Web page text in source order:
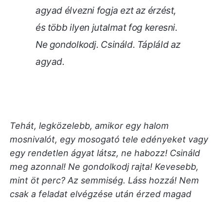
agyad élvezni fogja ezt az érzést,
és több ilyen jutalmat fog keresni.
Ne gondolkodj. Csináld. Tápláld az
agyad.
Tehát, legközelebb, amikor egy halom
mosnivalót, egy mosogató tele edényeket vagy
egy rendetlen ágyat látsz, ne habozz! Csináld
meg azonnal! Ne gondolkodj rajta! Kevesebb,
mint öt perc? Az semmiség. Láss hozzá! Nem
csak a feladat elvégzése után érzed magad